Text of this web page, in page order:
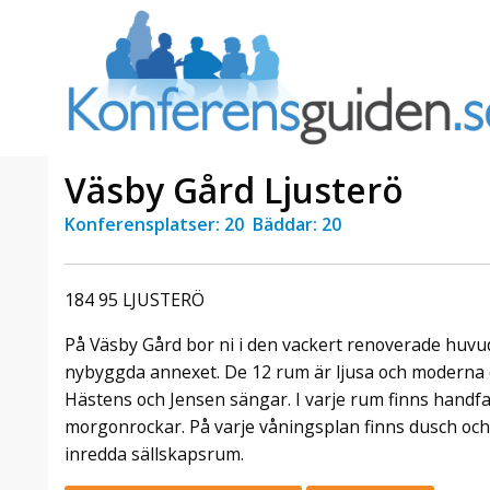
Väsby Gård Ljusterö
Konferensplatser: 20 Bäddar: 20
184 95 LJUSTERÖ
På Väsby Gård bor ni i den vackert renoverade
nybyggda annexet. De 12 rum är ljusa och
Hästens och Jensen sängar. I varje rum finns
morgonrockar. På varje våningsplan finns dusch
inredda sällskapsrum.
av att
här är
Erbjudande från Sheraton
Julerbjudande
Välkommen att fira in julen
2026 hos oss. Mellan den 23
november och 19 december
förvandlar vi våra lokaler till en
stämningsfull mötesplats där
hantverk, tradi ...